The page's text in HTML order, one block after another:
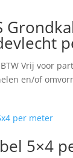
Vrij voor
en/of
5×4